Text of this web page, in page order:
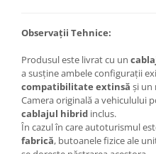
Observații Tehnice:
Produsul este livrat cu un
a susține ambele configurații
compatibilitate extinsă și un
Camera originală a vehiculului
cablajul hibrid inclus.
În cazul în care autoturismul
fabrică, butoanele fizice ale